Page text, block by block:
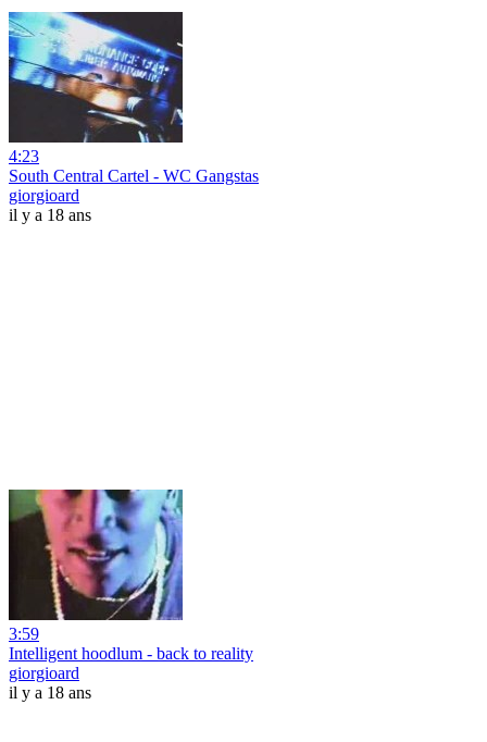
4:23
South Central Cartel - WC Gangstas
giorgioard
il y a 18 ans
3:59
Intelligent hoodlum - back to reality
giorgioard
il y a 18 ans